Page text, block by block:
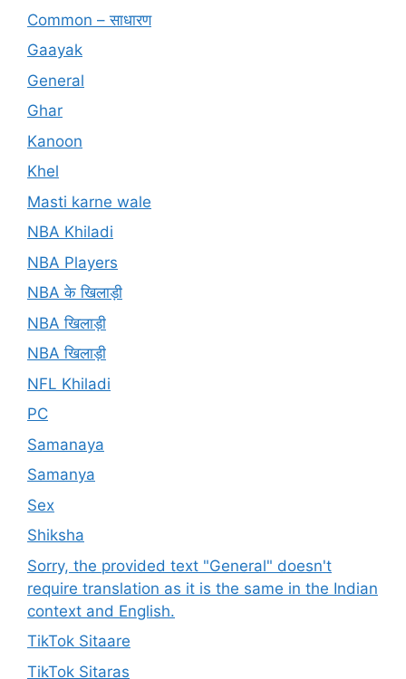
Common – साधारण
Gaayak
General
Ghar
Kanoon
Khel
Masti karne wale
NBA Khiladi
NBA Players
NBA के खिलाड़ी
NBA खिलाड़ी
NBA खिलाड़ी
NFL Khiladi
PC
Samanaya
Samanya
Sex
Shiksha
Sorry, the provided text "General" doesn't
require translation as it is the same in the Indian
context and English.
TikTok Sitaare
TikTok Sitaras